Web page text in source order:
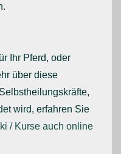
Ihr Pferd, oder
über diese
wird, erfahren Sie
/ Kurse auch online